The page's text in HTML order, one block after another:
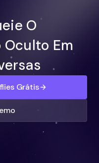
O
Em
Grátis